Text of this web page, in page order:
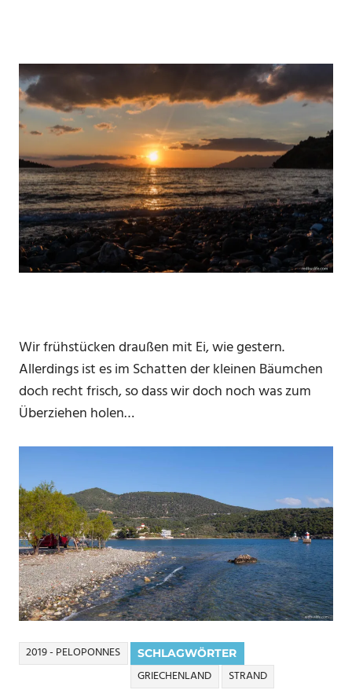
Wir frühstücken draußen mit Ei, wie gestern.
Allerdings ist es im Schatten der kleinen Bäumchen
doch recht frisch, so dass wir doch noch was zum
Überziehen holen…
SCHLAGWÖRTER
2019 - PELOPONNES
GRIECHENLAND
STRAND